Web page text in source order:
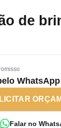
de
WhatsApp
Falar no